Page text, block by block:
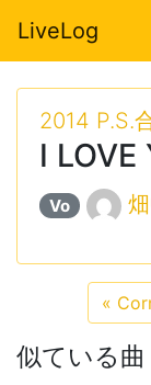
LiveLog
2014 P.S.
I LOVE
Vo
«
似ている曲